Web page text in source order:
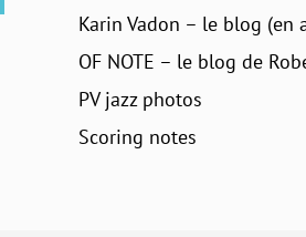
Karin Vadon – le blog (en
OF NOTE – le blog de
PV jazz photos
Scoring notes